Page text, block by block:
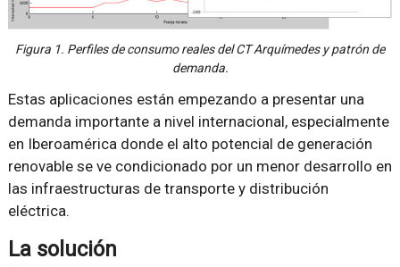
Figura 1. Perfiles de consumo reales del CT Arquímedes y patrón de
demanda.
Estas aplicaciones están empezando a presentar una
demanda importante a nivel internacional, especialmente
en Iberoamérica donde el alto potencial de generación
renovable se ve condicionado por un menor desarrollo en
las infraestructuras de transporte y distribución
eléctrica.
La solución